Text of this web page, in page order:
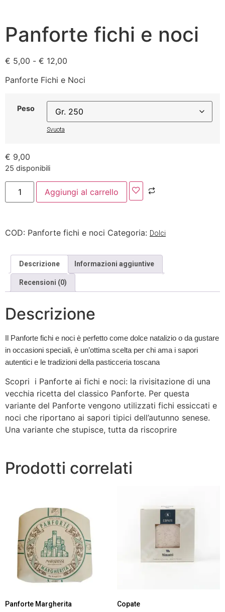
Panforte fichi e noci
€ 5,00 - € 12,00
Panforte Fichi e Noci
Peso
Svuota
€ 9,00
25 disponibili
Aggiungi al carrello
COD: Panforte fichi e noci Categoria: Dolci
Descrizione Informazioni aggiuntive
Recensioni (0)
Descrizione
Il Panforte fichi e noci è perfetto come dolce natalizio o da gustare
in occasioni speciali, è un’ottima scelta per chi ama i sapori
autentici e le tradizioni della pasticceria toscana
Scopri i Panforte ai fichi e noci: la rivisitazione di una
vecchia ricetta del classico Panforte. Per questa
variante del Panforte vengono utilizzati fichi essiccati e
noci che riportano ai sapori tipici dell’autunno senese.
Una variante che stupisce, tutta da riscoprire
Prodotti correlati
Panforte Margherita Copate